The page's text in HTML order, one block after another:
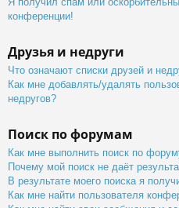
конференции!
Друзья и недруги
Что означают списки друзей и
Как мне добавлять/удалять
недругов?
Поиск по форумам
Как мне выполнить поиск по
Почему мой поиск не даёт
В результате моего поиска я
Как мне найти пользователя